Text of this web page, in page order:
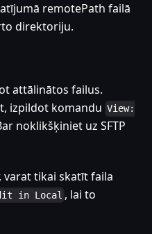
remotePath failā
direktoriju.
attālinātos failus.
izpildot komandu View:
noklikšķiniet uz SFTP
varat tikai skatīt faila
in Local , lai to